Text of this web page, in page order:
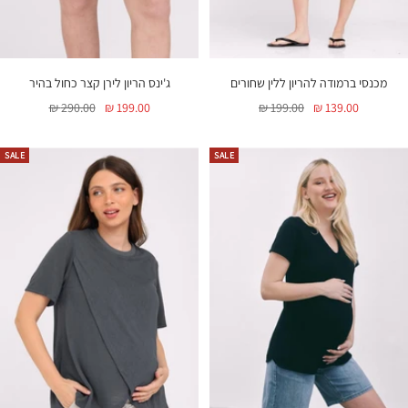
מכנסי ברמודה להריון ללין שחורים
מחיר
139.00 ₪
מחיר
199.00 ₪
ג'ינס הריון לירן קצר כחול בהיר
מחיר
199.00 ₪
מחיר
290.00 ₪
SALE
SALE